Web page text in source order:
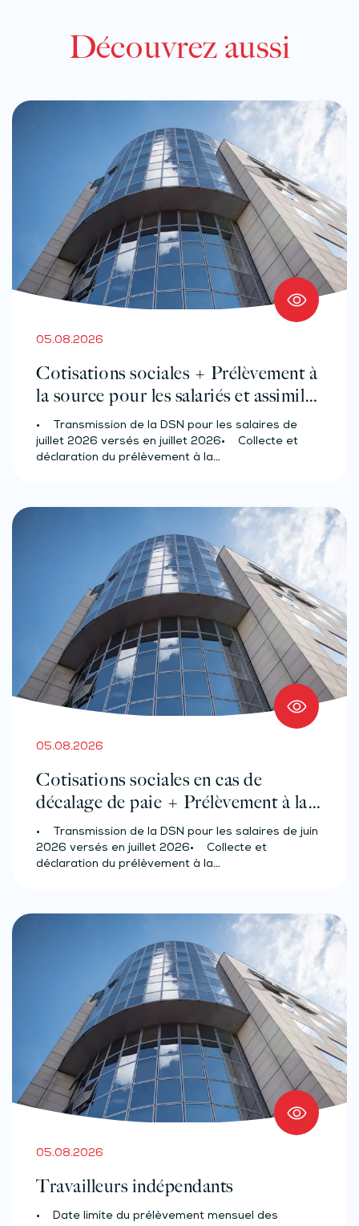
Découvrez aussi
05.08.2026
Cotisations sociales + Prélèvement à
la source pour les salariés et assimilés
(effectif d’au moins 50 salariés)
• Transmission de la DSN pour les salaires de
juillet 2026 versés en juillet 2026• Collecte et
déclaration du prélèvement à la…
05.08.2026
Cotisations sociales en cas de
décalage de paie + Prélèvement à la
source des salariés et assimilés
(effectif d’au moins 50 salariés)
• Transmission de la DSN pour les salaires de juin
2026 versés en juillet 2026• Collecte et
déclaration du prélèvement à la…
05.08.2026
Travailleurs indépendants
• Date limite du prélèvement mensuel des